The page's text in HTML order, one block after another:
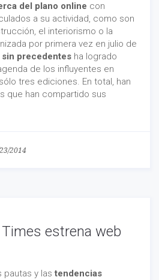
del plano online con
a su actividad, como son
el interiorismo o la
por primera vez en julio de
sin precedentes ha logrado
de los influyentes en
tres ediciones. En total, han
que han compartido sus
2014
estrena web
pautas y las tendencias